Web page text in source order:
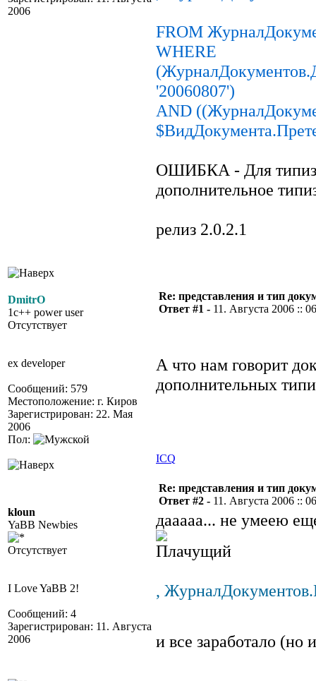
2006
FROM
WHERE
'20060807')
AND
ОШИБКА - Для
дополнительное
релиз 2.0.2.1
DmitrO
1c++ power user
Отсутствует
ex developer
Сообщений: 579
Местоположение: г. Киров
Зарегистрирован: 22. Мая
2006
Пол:
Re: представления и тип
Ответ #1 - 11. Августа 2006 ::
А что нам говорит
дополнительных
ICQ
kloun
YaBB Newbies
Отсутствует
I Love YaBB 2!
Сообщений: 4
Зарегистрирован: 11. Августа
2006
Re: представления и тип
Ответ #2 - 11. Августа 2006 ::
дааааа... не умеею
,
и все заработало (но